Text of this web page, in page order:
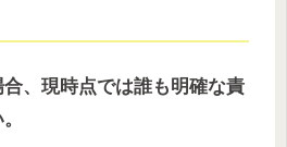
合、現時点では誰も明確な責